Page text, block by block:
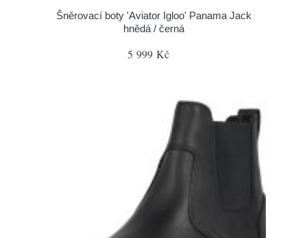
Šněrovací boty 'Aviator Igloo' Panama Jack
hnědá / černá
5 999 Kč